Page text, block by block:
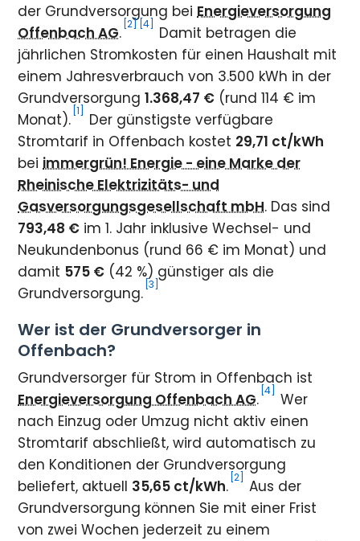
der Grundversorgung beiEnergieversorgung
Offenbach AG. [2] [4]
Damit betragen die
jährlichen Stromkosten für einen Haushalt mit
einem Jahresverbrauch von 3.500 kWh in der
Grundversorgung1.368,47 € (rund 114 € im
Monat). [1]
Der günstigste verfügbare
Stromtarif in Offenbach kostet 29,71 ct/kWh
beiimmergrün! Energie - eine Marke der
Rheinische Elektrizitäts- und
Gasversorgungsgesellschaft mbH. Das sind
793,48 € im 1. Jahr inklusive Wechsel- und
Neukundenbonus (rund 66 € im Monat) und
damit 575 € (42 %) günstiger als die
Grundversorgung. [3]
Wer ist der Grundversorger in
Offenbach?
Grundversorger für Strom in Offenbach ist
Energieversorgung Offenbach AG. [4]
Wer
nach Einzug oder Umzug nicht aktiv einen
Stromtarif abschließt, wird automatisch zu
den Konditionen der Grundversorgung
beliefert, aktuell 35,65 ct/kWh. [2]
Aus der
Grundversorgung können Sie mit einer Frist
von zwei Wochen jederzeit zu einem